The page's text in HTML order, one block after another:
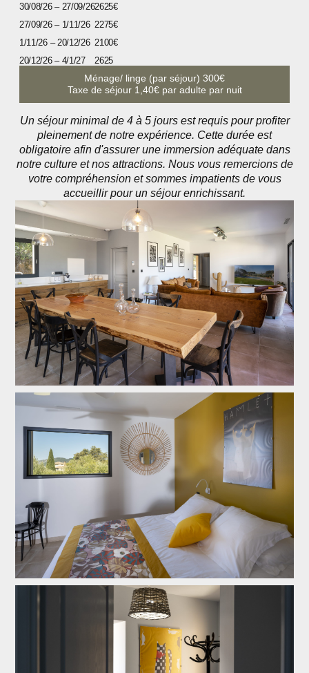
30/08/26 – 27/09/26
27/09/26 – 1/11/26
1/11/26 – 20/12/26
20/12/26 – 4/1/27
2625€
2275€
2100€
2625
Ménage/ linge (par séjour) 300€
Taxe de séjour 1,40€ par adulte par nuit
Un séjour minimal de 4 à 5 jours est requis pour profiter
pleinement de notre expérience. Cette durée est
obligatoire afin d'assurer une immersion adéquate dans
notre culture et nos attractions. Nous vous remercions de
votre compréhension et sommes impatients de vous
accueillir pour un séjour enrichissant.